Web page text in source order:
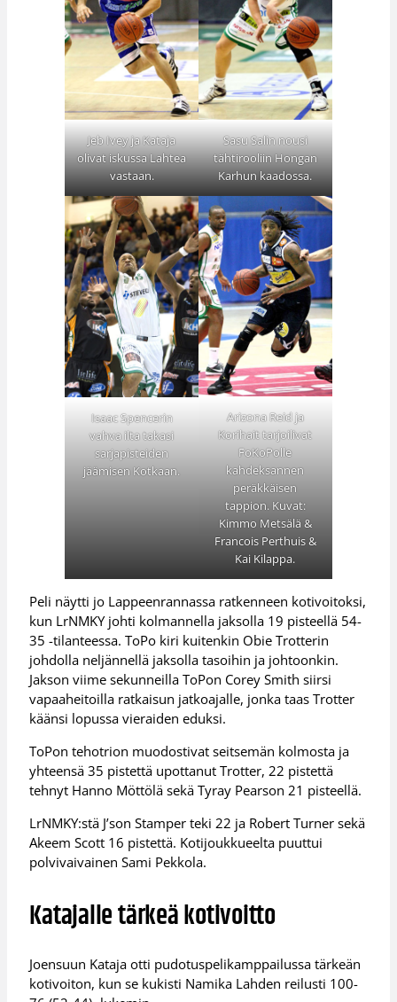
Jeb Ivey ja Kataja
olivat iskussa Lahtea
vastaan.
Sasu Salin nousi
tähtirooliin Hongan
Karhun kaadossa.
Isaac Spencerin
vahva ilta takasi
sarjapisteiden
jäämisen Kotkaan.
Arizona Reid ja
Korihait tarjoilivat
FoKoPolle
kahdeksannen
peräkkäisen
tappion. Kuvat:
Kimmo Metsälä &
Francois Perthuis &
Kai Kilappa.
Peli näytti jo Lappeenrannassa ratkenneen kotivoitoksi,
kun LrNMKY johti kolmannella jaksolla 19 pisteellä 54-
35 -tilanteessa. ToPo kiri kuitenkin Obie Trotterin
johdolla neljännellä jaksolla tasoihin ja johtoonkin.
Jakson viime sekunneilla ToPon Corey Smith siirsi
vapaaheitoilla ratkaisun jatkoajalle, jonka taas Trotter
käänsi lopussa vieraiden eduksi.
ToPon tehotrion muodostivat seitsemän kolmosta ja
yhteensä 35 pistettä upottanut Trotter, 22 pistettä
tehnyt Hanno Möttölä sekä Tyray Pearson 21 pisteellä.
LrNMKY:stä J’son Stamper teki 22 ja Robert Turner sekä
Akeem Scott 16 pistettä. Kotijoukkueelta puuttui
polvivaivainen Sami Pekkola.
Katajalle tärkeä kotivoitto
Joensuun Kataja otti pudotuspelikamppailussa tärkeän
kotivoiton, kun se kukisti Namika Lahden reilusti 100-